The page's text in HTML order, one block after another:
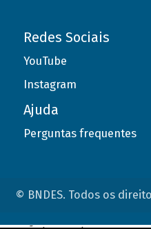
Redes Sociais
YouTube
Instagram
Ajuda
Perguntas frequentes
© BNDES. Todos os